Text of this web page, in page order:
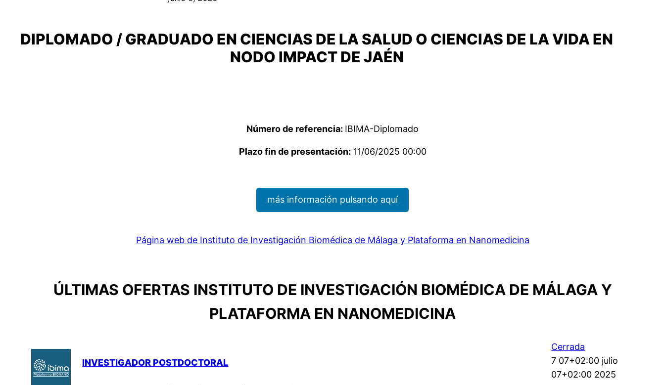
DIPLOMADO / GRADUADO EN CIENCIAS DE LA SALUD O CIENCIAS DE LA VIDA EN
NODO IMPACT DE JAÉN
Número de referencia: IBIMA-Diplomado
Plazo fin de presentación: 11/06/2025 00:00
más información pulsando aquí
Página web de Instituto de Investigación Biomédica de Málaga y Plataforma en Nanomedicina
ÚLTIMAS OFERTAS INSTITUTO DE INVESTIGACIÓN BIOMÉDICA DE MÁLAGA Y
PLATAFORMA EN NANOMEDICINA
INVESTIGADOR POSTDOCTORAL
Cerrada
7 07+02:00 julio
07+02:00 2025